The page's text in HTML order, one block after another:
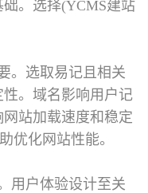
。选择(YCMS建站
。选取易记且相关
。域名影响用户记
站加载速度和稳定
优化网站性能。
用户体验设计至关